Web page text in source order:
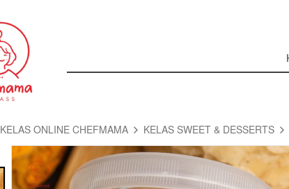
KELAS ONLINE CHEFMAMA KELAS SWEET & DESSERTS